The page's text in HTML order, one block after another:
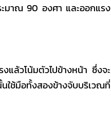
มาณ 90 องศา และออกแรง
แล้วโน้มตัวไปข้างหน้า ซึ่งจะ
นใช้มือทั้งสองข้างจับบริเวณที่